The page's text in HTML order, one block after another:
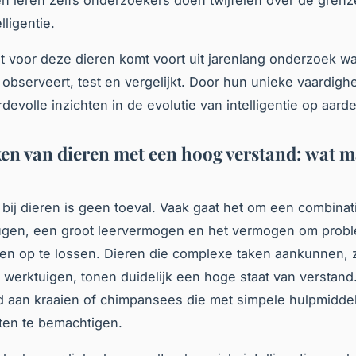
voor deze dieren komt voort uit jarenlang onderzoek
test en vergelijkt. Door hun unieke
inzichten in de evolutie van intelligentie op
van dieren met een hoog verstand: wat
dieren is geen toeval. Vaak gaat het om een
een groot leervermogen en het vermogen om
op te lossen. Dieren die complexe taken aankunnen,
tonen duidelijk een hoge staat van
aan kraaien of chimpansees die met simpele
te bemachtigen.